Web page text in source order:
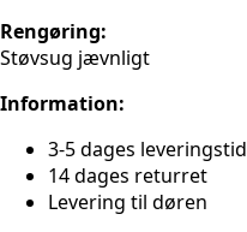
Rengøring:
Støvsug jævnligt
Information:
3-5 dages leveringstid
14 dages returret
Levering til døren